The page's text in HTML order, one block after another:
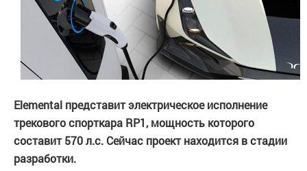
Elemental представит электрическое исполнение
трекового спорткара RP1, мощность которого
составит 570 л.с. Сейчас проект находится в стадии
разработки.